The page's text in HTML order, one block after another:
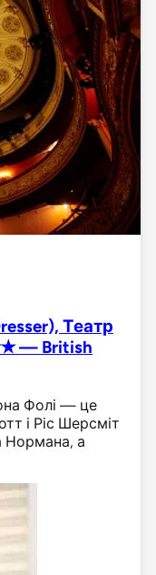
Театр
— British
Фолі — це
і Ріс Шерсміт
Нормана, а